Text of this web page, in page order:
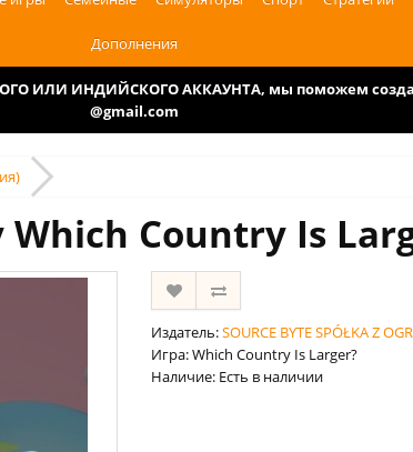
Дополнения
ИЛИ ИНДИЙСКОГО АККАУНТА, мы поможем
@gmail.com
Country Is
Издатель:SOURCE BYTE SPÓŁKA Z
Игра: Which Country Is Larger?
Наличие: Есть в наличии